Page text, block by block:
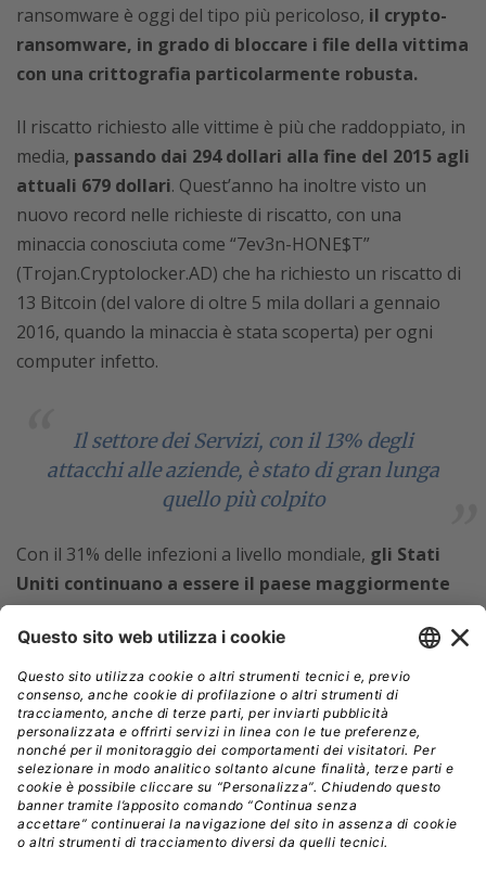
ransomware è oggi del tipo più pericoloso, il crypto-
ransomware, in grado di bloccare i file della vittima
con una crittografia particolarmente robusta.
Il riscatto richiesto alle vittime è più che raddoppiato, in
media, passando dai 294 dollari alla fine del 2015 agli
attuali 679 dollari. Quest’anno ha inoltre visto un
nuovo record nelle richieste di riscatto, con una
minaccia conosciuta come “7ev3n-HONE$T”
(Trojan.Cryptolocker.AD) che ha richiesto un riscatto di
13 Bitcoin (del valore di oltre 5 mila dollari a gennaio
2016, quando la minaccia è stata scoperta) per ogni
computer infetto.
Il settore dei Servizi, con il 13% degli
attacchi alle aziende, è stato di gran lunga
quello più colpito
Con il 31% delle infezioni a livello mondiale, gli Stati
Uniti continuano a essere il paese maggiormente
colpito dal ransomware. Italia (prima in Europa),
Giappone, Olanda, Germania, Regno Unito, Canada,
Belgio, India e Australia completano la Top 10
Mentre la maggior parte (57%) delle vittime continuano
a essere i consumatori, i trend a lungo termine indicano
una crescita lenta ma costante negliattacchi
ransomware ai danni delle aziende più che dei
singoli individui.